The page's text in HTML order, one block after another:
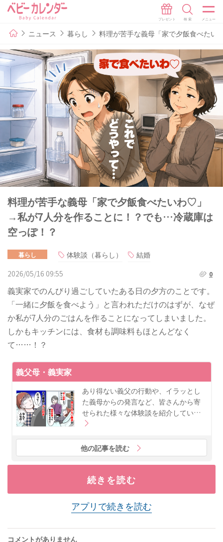
ニュース 暮らし 料理が苦手な義母「家で夕飯食べた
料理が苦手な義母「家で夕飯食べたいわ♡」
→私が7人分を作ることに！？でも…冷蔵庫は
空っぽ！？
暮らし 体験談（暮らし）
結婚
2026/05/16 09:55
0
義実家でのんびり過ごしていたある日の夕方のことです。
「一緒に夕飯を食べよう」と言われただけのはずが、なぜ
か私が7人分のごはんを作ることになってしまいました。
しかもキッチンには、食材も調味料もほとんどなく
て……！？
義父母・義実家
あり得ない義父の行動や、イラッとし
た義母からの発言など、皆さんから寄
せられた様々な体験談を紹介してい…
他の記事を読む
続きを読む
アプリで続きを読む
コメントがありません